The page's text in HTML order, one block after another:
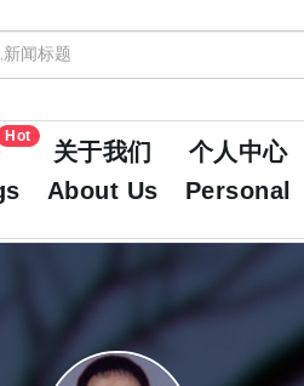
Hot
关于我们
About Us
个人中心
Personal